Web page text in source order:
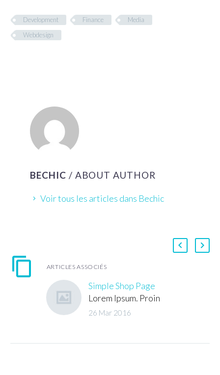
Development Finance
Media
Webdesign
BECHIC / ABOUT AUTHOR
Voir tous les articles dans Bechic
ARTICLES ASSOCIÉS
Simple Shop Page
Lorem Ipsum. Proin
gravida nibh vel velit
bibendum auctor, nisi
26 Mar 2016